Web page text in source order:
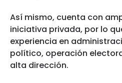
Así mismo, cuenta con
iniciativa privada, por lo
experiencia en
político, operación
alta dirección.